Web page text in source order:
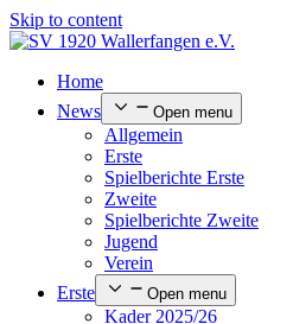
Skip to content
Home
News
Open menu
Allgemein
Erste
Spielberichte Erste
Zweite
Spielberichte Zweite
Jugend
Verein
Erste
Open menu
Kader 2025/26